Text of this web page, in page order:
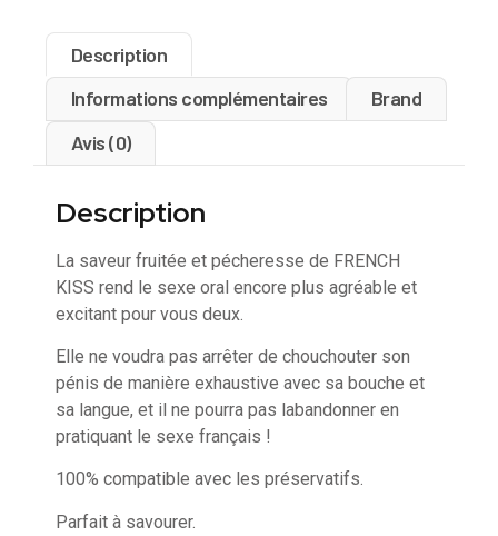
Description
Informations complémentaires
Brand
Avis (0)
Description
La saveur fruitée et pécheresse de FRENCH
KISS rend le sexe oral encore plus agréable et
excitant pour vous deux.
Elle ne voudra pas arrêter de chouchouter son
pénis de manière exhaustive avec sa bouche et
sa langue, et il ne pourra pas labandonner en
pratiquant le sexe français !
100% compatible avec les préservatifs.
Parfait à savourer.